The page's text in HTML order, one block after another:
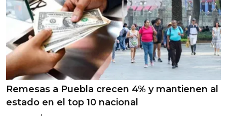
Remesas a Puebla crecen 4% y mantienen al
estado en el top 10 nacional